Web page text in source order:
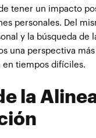
tener un impacto
personales. Del
y la búsqueda de
una perspectiva
en tiempos difíciles.
la